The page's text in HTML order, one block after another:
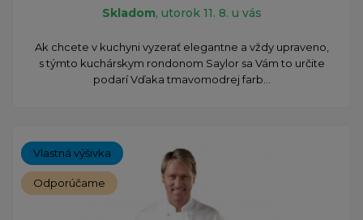
Skladom, utorok 11. 8. u vás
Ak chcete v kuchyni vyzerať elegantne a vždy upraveno,
s týmto kuchárskym rondonom Saylor sa Vám to určite
podarí Vďaka tmavomodrej farb...
Vlastná výšivka
Odporúčame